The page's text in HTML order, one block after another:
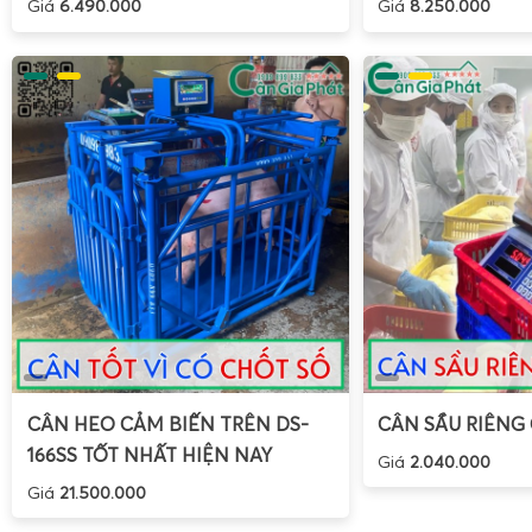
Hướng dẫn sử dụng cân treo điện tử OCS 3 tấn 5
Giá 6.490.000 Giá 8.250.000
CÂN HEO CẢM BIẾN TRÊN DS-
166SS TỐT NHẤT HIỆN NAY
Giá 21.500.000
CÂN SẦU
Giá 2.040.000